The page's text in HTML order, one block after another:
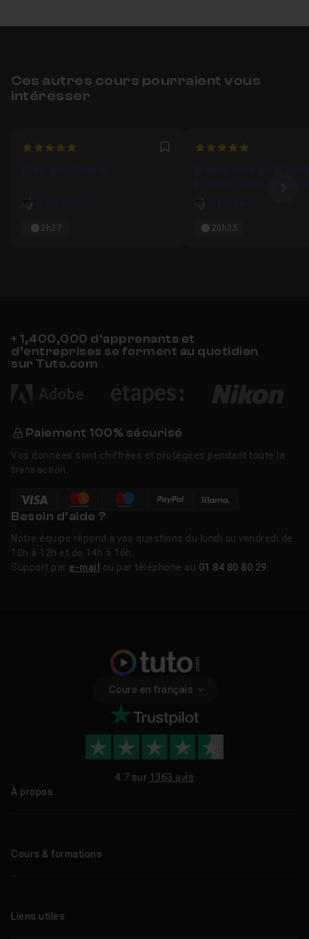
Ces autres cours pourraient vous
intéresser
5 Favori
Créer son Clone IA
Gilles Pfeiffer
2h27
5
IA générative sur
Freepik) : générez vos
vidéos et voix avec les
Gilles Pfeiffer
20h25
+ 1,400,000 d’apprenants et
d’entreprises se forment au quotidien
sur Tuto.com
Paiement 100% sécurisé
Vos données sont chiffrées et protégées pendant toute la
transaction.
Besoin d’aide ?
Notre équipe répond à vos questions du lundi au vendredi de
10h à 12h et de 14h à 16h.
Support par e-mail ou par téléphone au 01 84 80 80 29
Cours en français
4.7 sur 1363 avis
À propos
Cours & formations
Formations certifiantes
Liens utiles